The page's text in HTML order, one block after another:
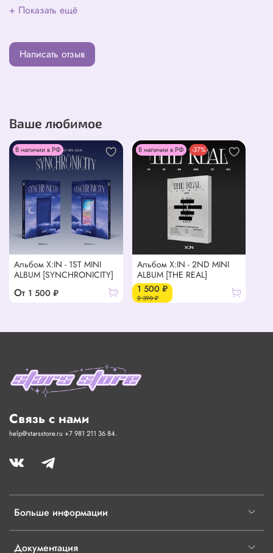
+ Показать ещё
Написать отзыв
Ваше любимое
В наличии в РФ
Альбом X:IN - 1ST MINI
ALBUM [SYNCHRONICITY]
От 1 500 ₽
В наличии в РФ -37%
Альбом X:IN - 2ND MINI
ALBUM [THE REAL]
1 500 ₽
2 390 ₽
Больше информации
Документация
Связь с нами
help@starsstore.ru +7 981 211 36 84.